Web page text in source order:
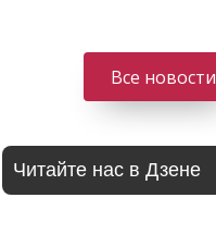
Все новости
Читайте нас в Дзене